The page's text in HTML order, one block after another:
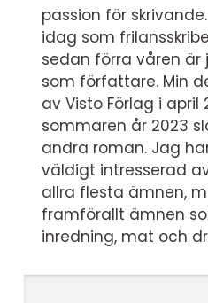
passion för
idag som
sedan förra våren
som författare. Min
av Visto Förlag i april
sommaren år 2023
andra roman. Jag
väldigt intresserad
allra flesta ämnen,
framförallt ämnen
inredning, mat och